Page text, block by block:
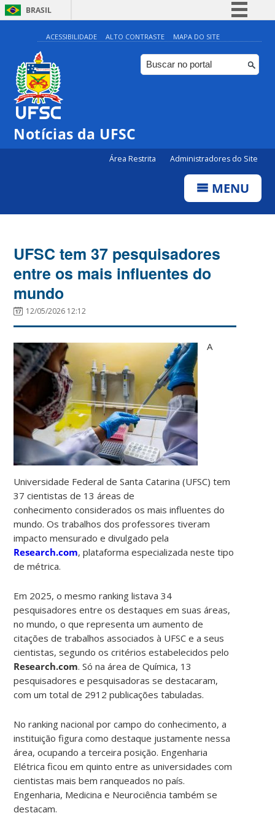
BRASIL
Simplifique!
Comunica BR
Participe
ACESSIBILIDADE ALTO CONTRASTE MAPA DO SITE
Notícias da UFSC
Área Restrita Administradores do Site
MENU
UFSC tem 37 pesquisadores
entre os mais influentes do
mundo
12/05/2026 12:12
A
Universidade Federal de Santa Catarina (UFSC) tem
37 cientistas de 13 áreas de
conhecimento considerados os mais influentes do
mundo. Os trabalhos dos professores tiveram
impacto mensurado e divulgado pela
Research.com, plataforma especializada neste tipo
de métrica.
Em 2025, o mesmo ranking listava 34
pesquisadores entre os destaques em suas áreas,
no mundo, o que representa um aumento de
citações de trabalhos associados à UFSC e a seus
cientistas, segundo os critérios estabelecidos pelo
Research.com. Só na área de Química, 13
pesquisadores e pesquisadoras se destacaram,
com um total de 2912 publicações tabuladas.
No ranking nacional por campo do conhecimento, a
instituição figura como destaque justamente nessa
área, ocupando a terceira posição. Engenharia
Elétrica ficou em quinto entre as universidades com
cientistas mais bem ranqueados no país.
Engenharia, Medicina e Neurociência também se
destacam.